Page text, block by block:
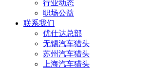
行业动态
职场公益
联系我们
优仕达总部
无锡汽车猎头
苏州汽车猎头
上海汽车猎头